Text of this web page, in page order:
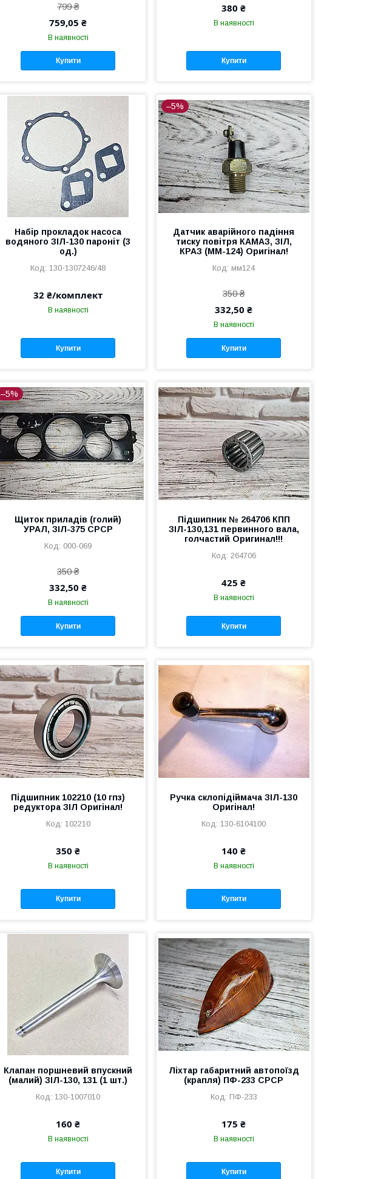
799 ₴
759,05 ₴
В наявності
Купити
380 ₴
В наявності
Купити
Набір прокладок насоса
водяного ЗІЛ-130 пароніт (3
од.)
130-1307246/48
32 ₴/комплект
В наявності
Купити
–5%
Датчик аварійного падіння
тиску повітря КАМАЗ, ЗІЛ,
КРАЗ (ММ-124) Оригінал!
мм124
350 ₴
332,50 ₴
В наявності
Купити
–5%
Щиток приладів (голий)
УРАЛ, ЗІЛ-375 СРСР
000-069
350 ₴
332,50 ₴
В наявності
Купити
Підшипник № 264706 КПП
ЗІЛ-130,131 первинного вала,
голчастий Оригинал!!!
264706
425 ₴
В наявності
Купити
Підшипник 102210 (10 гпз)
редуктора ЗІЛ Оригінал!
102210
350 ₴
В наявності
Купити
Ручка склопідіймача ЗІЛ-130
Оригінал!
130-6104100
140 ₴
В наявності
Купити
Клапан поршневий впускний
(малий) ЗІЛ-130, 131 (1 шт.)
130-1007010
160 ₴
В наявності
Купити
Ліхтар габаритний автопоїзд
(крапля) ПФ-233 СРСР
ПФ-233
175 ₴
В наявності
Купити